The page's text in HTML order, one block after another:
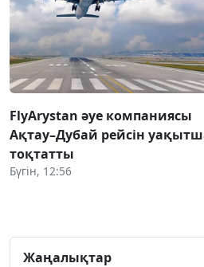
FlyArystan әуе компаниясы
Ақтау–Дубай рейсін
тоқтатты
Бүгін, 12:56
Жаңалықтар